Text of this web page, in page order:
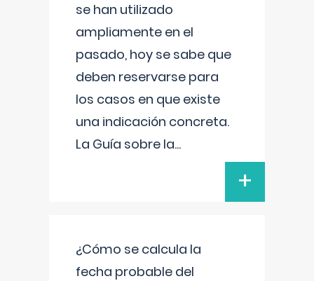
se han utilizado
ampliamente en el
pasado, hoy se sabe que
deben reservarse para
los casos en que existe
una indicación concreta.
La Guía sobre la...
+
¿Cómo se calcula la
fecha probable del